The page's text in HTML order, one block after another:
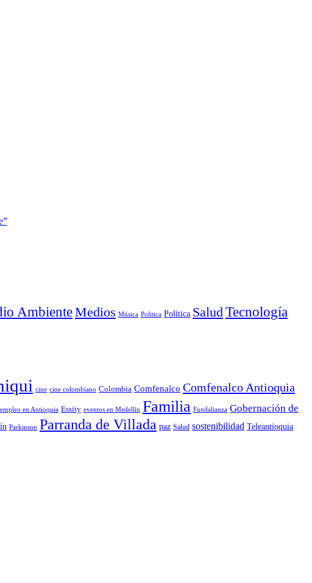
AmbienteMedios Música Politica Política Salud Tecnología
cine cine colombiano Colombia Comfenalco Comfenalco Antioquia
empleo en Antioquia Essity eventos en Medellín Familia Fundalianza Gobernación de
Parkinson Parranda de Villada paz Salud sostenibilidad Teleantioquia